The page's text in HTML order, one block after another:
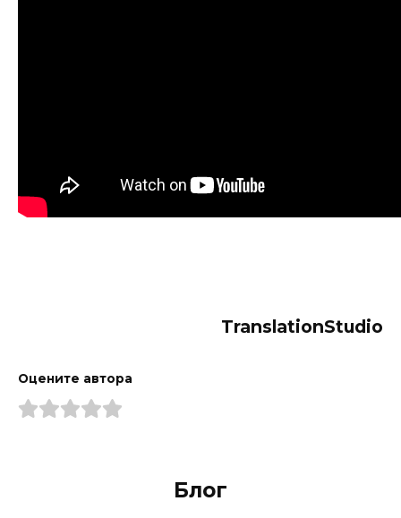
TranslationStudio
Оцените автора
Блог